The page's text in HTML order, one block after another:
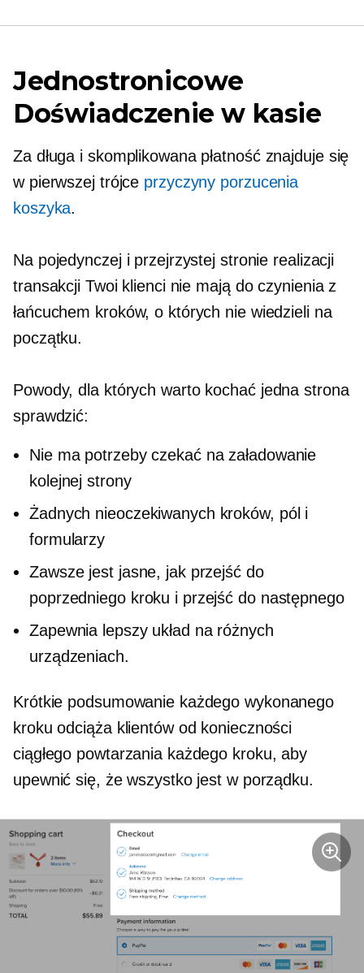
Jednostronicowe
Doświadczenie w kasie
Za długa i skomplikowana płatność znajduje się
w pierwszej trójce przyczyny porzucenia
koszyka.
Na pojedynczej i przejrzystej stronie realizacji
transakcji Twoi klienci nie mają do czynienia z
łańcuchem kroków, o których nie wiedzieli na
początku.
Powody, dla których warto kochać jedna strona
sprawdzić:
Nie ma potrzeby czekać na załadowanie
kolejnej strony
Żadnych nieoczekiwanych kroków, pól i
formularzy
Zawsze jest jasne, jak przejść do
poprzedniego kroku i przejść do następnego
Zapewnia lepszy układ na różnych
urządzeniach.
Krótkie podsumowanie każdego wykonanego
kroku odciąża klientów od konieczności
ciągłego powtarzania każdego kroku, aby
upewnić się, że wszystko jest w porządku.